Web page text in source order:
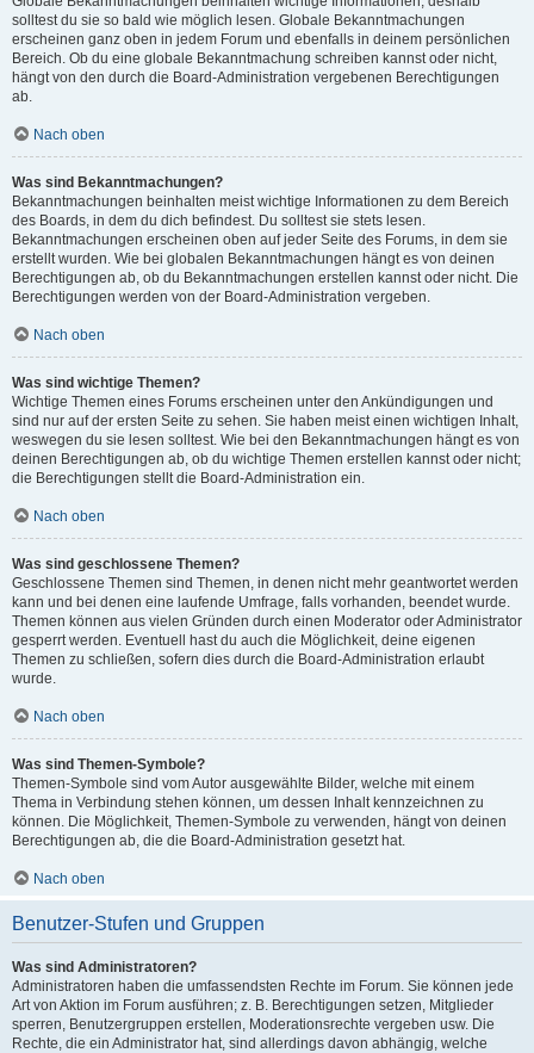
solltest du sie so bald wie möglich lesen. Globale Bekanntmachungen
erscheinen ganz oben in jedem Forum und ebenfalls in deinem persönlichen
Bereich. Ob du eine globale Bekanntmachung schreiben kannst oder nicht,
hängt von den durch die Board-Administration vergebenen Berechtigungen
ab.
Nach oben
Was sind Bekanntmachungen?
Bekanntmachungen beinhalten meist wichtige Informationen zu dem Bereich
des Boards, in dem du dich befindest. Du solltest sie stets lesen.
Bekanntmachungen erscheinen oben auf jeder Seite des Forums, in dem sie
erstellt wurden. Wie bei globalen Bekanntmachungen hängt es von deinen
Berechtigungen ab, ob du Bekanntmachungen erstellen kannst oder nicht. Die
Berechtigungen werden von der Board-Administration vergeben.
Nach oben
Was sind wichtige Themen?
Wichtige Themen eines Forums erscheinen unter den Ankündigungen und
sind nur auf der ersten Seite zu sehen. Sie haben meist einen wichtigen Inhalt,
weswegen du sie lesen solltest. Wie bei den Bekanntmachungen hängt es von
deinen Berechtigungen ab, ob du wichtige Themen erstellen kannst oder nicht;
die Berechtigungen stellt die Board-Administration ein.
Nach oben
Was sind geschlossene Themen?
Geschlossene Themen sind Themen, in denen nicht mehr geantwortet werden
kann und bei denen eine laufende Umfrage, falls vorhanden, beendet wurde.
Themen können aus vielen Gründen durch einen Moderator oder Administrator
gesperrt werden. Eventuell hast du auch die Möglichkeit, deine eigenen
Themen zu schließen, sofern dies durch die Board-Administration erlaubt
wurde.
Nach oben
Was sind Themen-Symbole?
Themen-Symbole sind vom Autor ausgewählte Bilder, welche mit einem
Thema in Verbindung stehen können, um dessen Inhalt kennzeichnen zu
können. Die Möglichkeit, Themen-Symbole zu verwenden, hängt von deinen
Berechtigungen ab, die die Board-Administration gesetzt hat.
Nach oben
Benutzer-Stufen und Gruppen
Was sind Administratoren?
Administratoren haben die umfassendsten Rechte im Forum. Sie können jede
Art von Aktion im Forum ausführen; z. B. Berechtigungen setzen, Mitglieder
sperren, Benutzergruppen erstellen, Moderationsrechte vergeben usw. Die
Rechte, die ein Administrator hat, sind allerdings davon abhängig, welche